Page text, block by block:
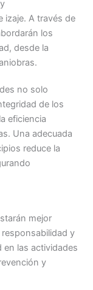
izaje. A través de
los
desde la
no solo
de los
eficiencia
Una adecuada
reduce la
mejor
y
las actividades
y